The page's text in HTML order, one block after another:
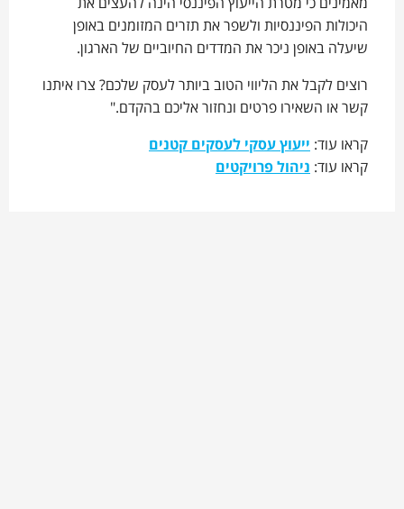
מאמינים כי מטרת הייעוץ הפיננסי הינה להעצים את
היכולות הפיננסיות ולשפר את תזרים המזומנים באופן
שיעלה באופן ניכר את המדדים החיוביים של הארגון.
רוצים לקבל את הליווי הטוב ביותר לעסק שלכם? צרו איתנו
קשר או השאירו פרטים ונחזור אליכם בהקדם."
קראו עוד: ייעוץ עסקי לעסקים קטנים
קראו עוד: ניהול פרויקטים